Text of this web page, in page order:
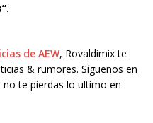
de AEW, Rovaldimix te
& rumores. Síguenos en
no te pierdas lo ultimo en